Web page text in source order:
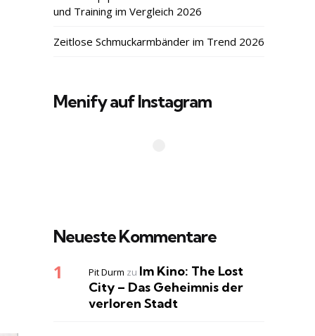
und Training im Vergleich 2026
Zeitlose Schmuckarmbänder im Trend 2026
Menify auf Instagram
Neueste Kommentare
Pit Durm zu Im Kino: The Lost
City – Das Geheimnis der
verloren Stadt